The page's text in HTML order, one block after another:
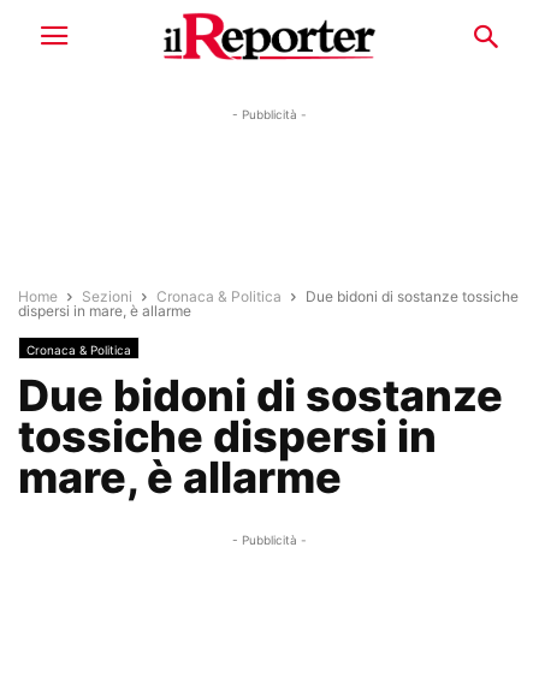
- Pubblicità -
Home Sezioni Cronaca & Politica
Due bidoni di sostanze tossiche
dispersi in mare, è allarme
Cronaca & Politica
Due bidoni di sostanze
tossiche dispersi in
mare, è allarme
- Pubblicità -